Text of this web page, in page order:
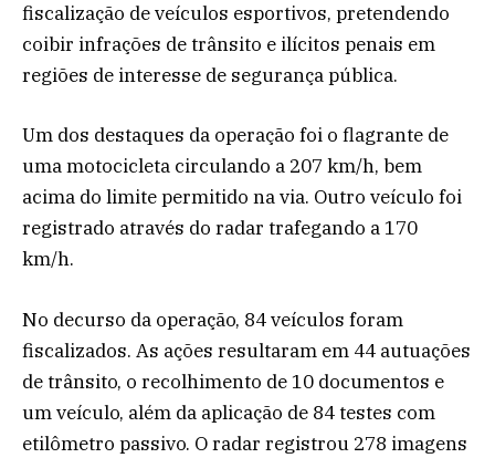
fiscalização de veículos esportivos, pretendendo
coibir infrações de trânsito e ilícitos penais em
regiões de interesse de segurança pública.
Um dos destaques da operação foi o flagrante de
uma motocicleta circulando a 207 km/h, bem
acima do limite permitido na via. Outro veículo foi
registrado através do radar trafegando a 170
km/h.
No decurso da operação, 84 veículos foram
fiscalizados. As ações resultaram em 44 autuações
de trânsito, o recolhimento de 10 documentos e
um veículo, além da aplicação de 84 testes com
etilômetro passivo. O radar registrou 278 imagens